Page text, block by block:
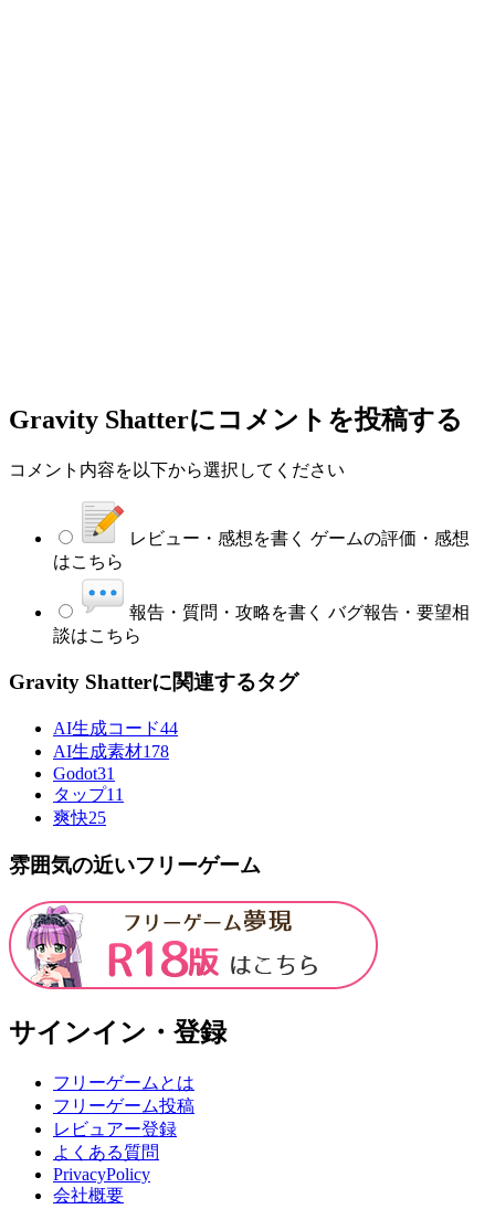
Gravity Shatterにコメントを投稿する
コメント内容を以下から選択してください
レビュー・感想を書く ゲームの評価・感想
はこちら
報告・質問・攻略を書く バグ報告・要望相
談はこちら
Gravity Shatterに関連するタグ
AI生成コード44
AI生成素材178
Godot31
タップ11
爽快25
雰囲気の近いフリーゲーム
サインイン・登録
フリーゲームとは
フリーゲーム投稿
レビュアー登録
よくある質問
PrivacyPolicy
会社概要